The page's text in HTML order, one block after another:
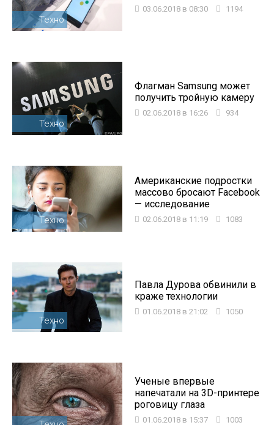
Техно
03.06.2018 в 08:30 1194
Техно
Флагман Samsung может
получить тройную камеру
02.06.2018 в 16:26 934
Техно
Американские подростки
массово бросают Facebook
— исследование
02.06.2018 в 11:19 1083
Техно
Павла Дурова обвинили в
краже технологии
01.06.2018 в 21:02 1050
Ученые впервые
напечатали на 3D-принтере
роговицу глаза
01.06.2018 в 15:37 1003